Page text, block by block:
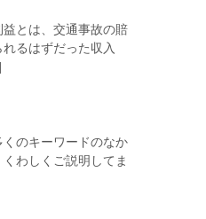
とは、交通事故の賠
るはずだった収入
のキーワードのなか
わしくご説明してま